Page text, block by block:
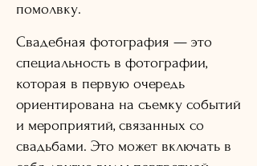
помолвку.
Свадебная фотография — это
специальность в фотографии,
которая в первую очередь
ориентирована на съемку событий
и мероприятий, связанных со
свадьбами. Это может включать в